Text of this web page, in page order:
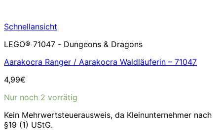
Schnellansicht
LEGO® 71047 - Dungeons & Dragons
Aarakocra Ranger / Aarakocra Waldläuferin – 71047
4,99€
Nur noch 2 vorrätig
Kein Mehrwertsteuerausweis, da Kleinunternehmer nach
§19 (1) UStG.